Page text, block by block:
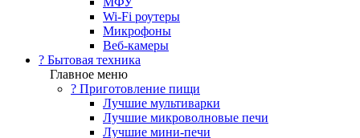
Wi-Fi роутеры
Микрофоны
Веб-камеры
? Бытовая техника
Главное меню
? Приготовление пищи
Лучшие мультиварки
Лучшие микроволновые печи
Лучшие мини-печи